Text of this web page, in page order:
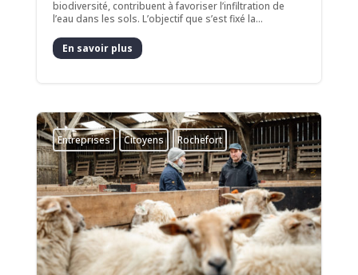
biodiversité, contribuent à favoriser l’infiltration de
l’eau dans les sols. L’objectif que s’est fixé la...
En savoir plus
Entreprises Citoyens Rochefort